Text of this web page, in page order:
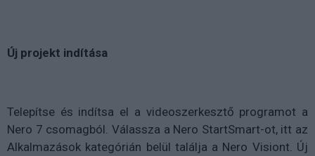
Új projekt indítása
Telepítse és indítsa el a videoszerkesztő programot a
Nero 7 csomagból. Válassza a Nero StartSmart-ot, itt az
Alkalmazások kategórián belül találja a Nero Visiont. Új